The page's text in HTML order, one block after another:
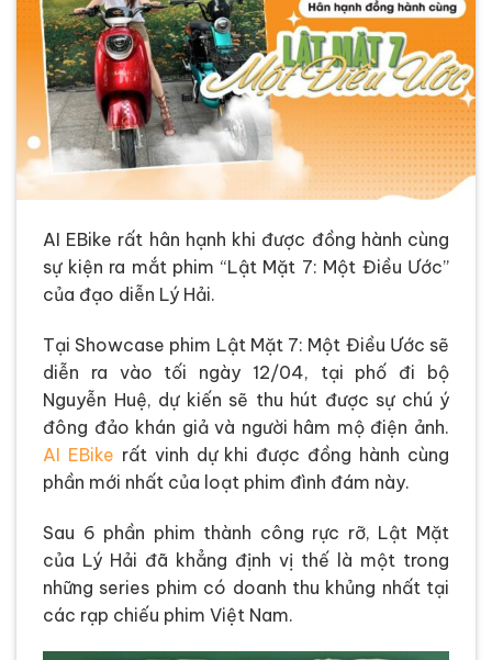
AI EBike rất hân hạnh khi được đồng hành cùng
sự kiện ra mắt phim “Lật Mặt 7: Một Điều Ước”
của đạo diễn Lý Hải.
Tại Showcase phim Lật Mặt 7: Một Điều Ước sẽ
diễn ra vào tối ngày 12/04, tại phố đi bộ
Nguyễn Huệ, dự kiến sẽ thu hút được sự chú ý
đông đảo khán giả và người hâm mộ điện ảnh.
AI EBike rất vinh dự khi được đồng hành cùng
phần mới nhất của loạt phim đình đám này.
Sau 6 phần phim thành công rực rỡ, Lật Mặt
của Lý Hải đã khẳng định vị thế là một trong
những series phim có doanh thu khủng nhất tại
các rạp chiếu phim Việt Nam.